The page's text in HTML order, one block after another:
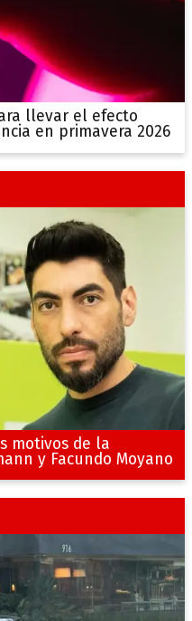
llevar el efecto
en primavera 2026
motivos de la
y Facundo Moyano